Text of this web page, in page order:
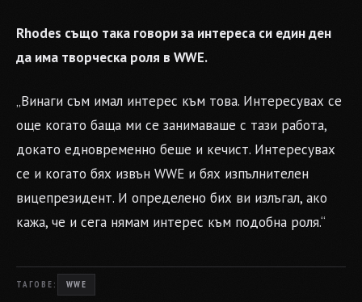
Rhodes също така говори за интереса си един ден
да има творческа роля в WWE.
„Винаги съм имал интерес към това. Интересувах се
още когато баща ми се занимаваше с тази работа,
докато едновременно беше и кечист. Интересувах
се и когато бях извън WWE и бях изпълнителен
вицепрезидент. И определено бих ви излъгал, ако
кажа, че и сега нямам интерес към подобна роля.“
ТАГОВЕ: WWE